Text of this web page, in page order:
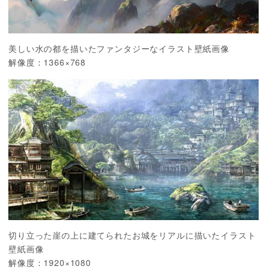
美しい水の都を描いたファンタジーなイラスト壁紙画像
解像度：1366×768
切り立った崖の上に建てられたお城をリアルに描いたイラスト
壁紙画像
解像度：1920×1080